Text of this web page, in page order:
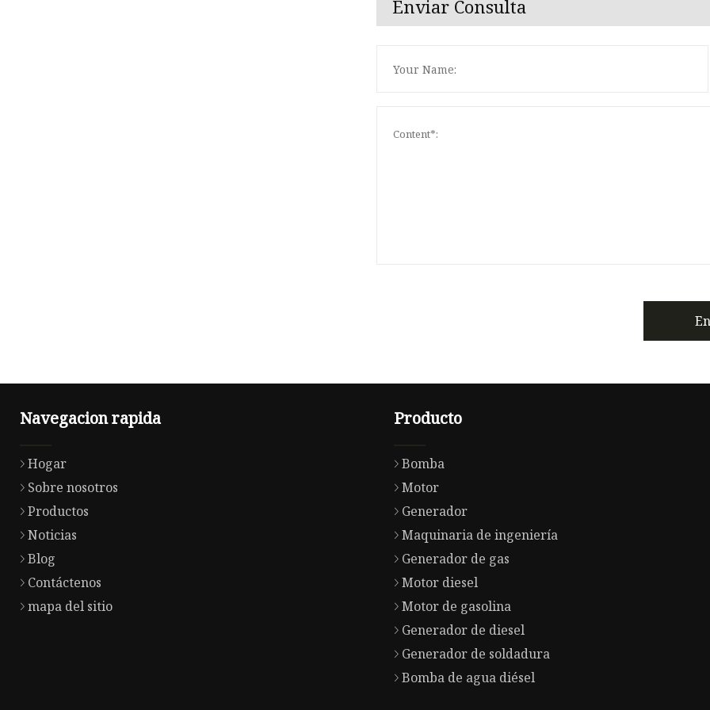
Enviar Consulta
Navegacion rapida
Hogar
Sobre nosotros
Productos
Noticias
Blog
Contáctenos
mapa del sitio
Producto
Bomba
Motor
Generador
Maquinaria de ingeniería
Generador de gas
Motor diesel
Motor de gasolina
Generador de diesel
Generador de soldadura
Bomba de agua diésel